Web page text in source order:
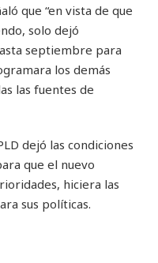
que “en vista de que
solo dejó
septiembre para
los demás
las fuentes de
dejó las condiciones
que el nuevo
hiciera las
sus políticas.